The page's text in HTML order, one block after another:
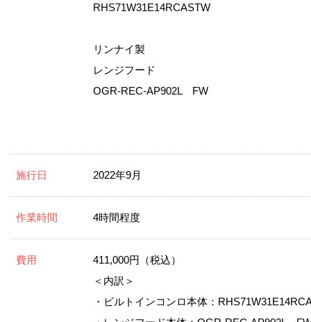
RHS71W31E14RCASTW
リンナイ製
レンジフード
OGR-REC-AP902L FW
施行日 2022年9月
作業時間 4時間程度
費用
411,000円（税込）
＜内訳＞
・ビルトインコンロ本体：